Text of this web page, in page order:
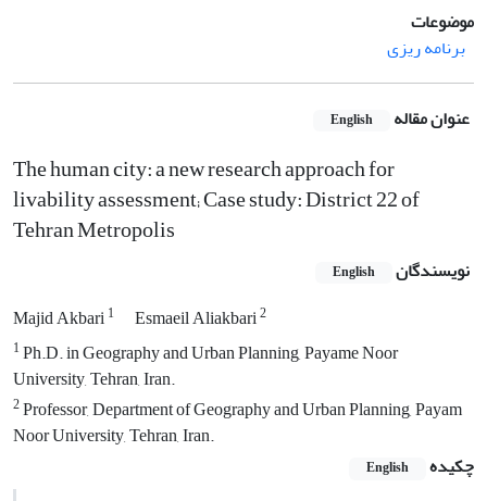
موضوعات
برنامه ریزی
عنوان مقاله English
The human city: a new research approach for
livability assessment; Case study: District 22 of
Tehran Metropolis
نویسندگان English
Majid Akbari1 Esmaeil Aliakbari2
1Ph.D. in Geography and Urban Planning, Payame Noor
University, Tehran, Iran.
2Professor, Department of Geography and Urban Planning, Payam
Noor University, Tehran, Iran.
چکیده
English